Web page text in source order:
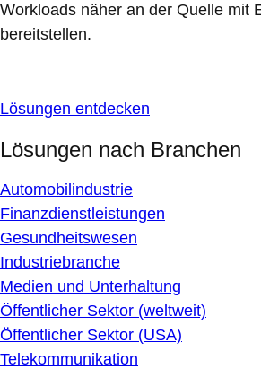
Workloads näher an der Quelle mit
bereitstellen.
Lösungen entdecken
Lösungen nach Branchen
Automobilindustrie
Finanzdienstleistungen
Gesundheitswesen
Industriebranche
Medien und Unterhaltung
Öffentlicher Sektor (weltweit)
Öffentlicher Sektor (USA)
Telekommunikation